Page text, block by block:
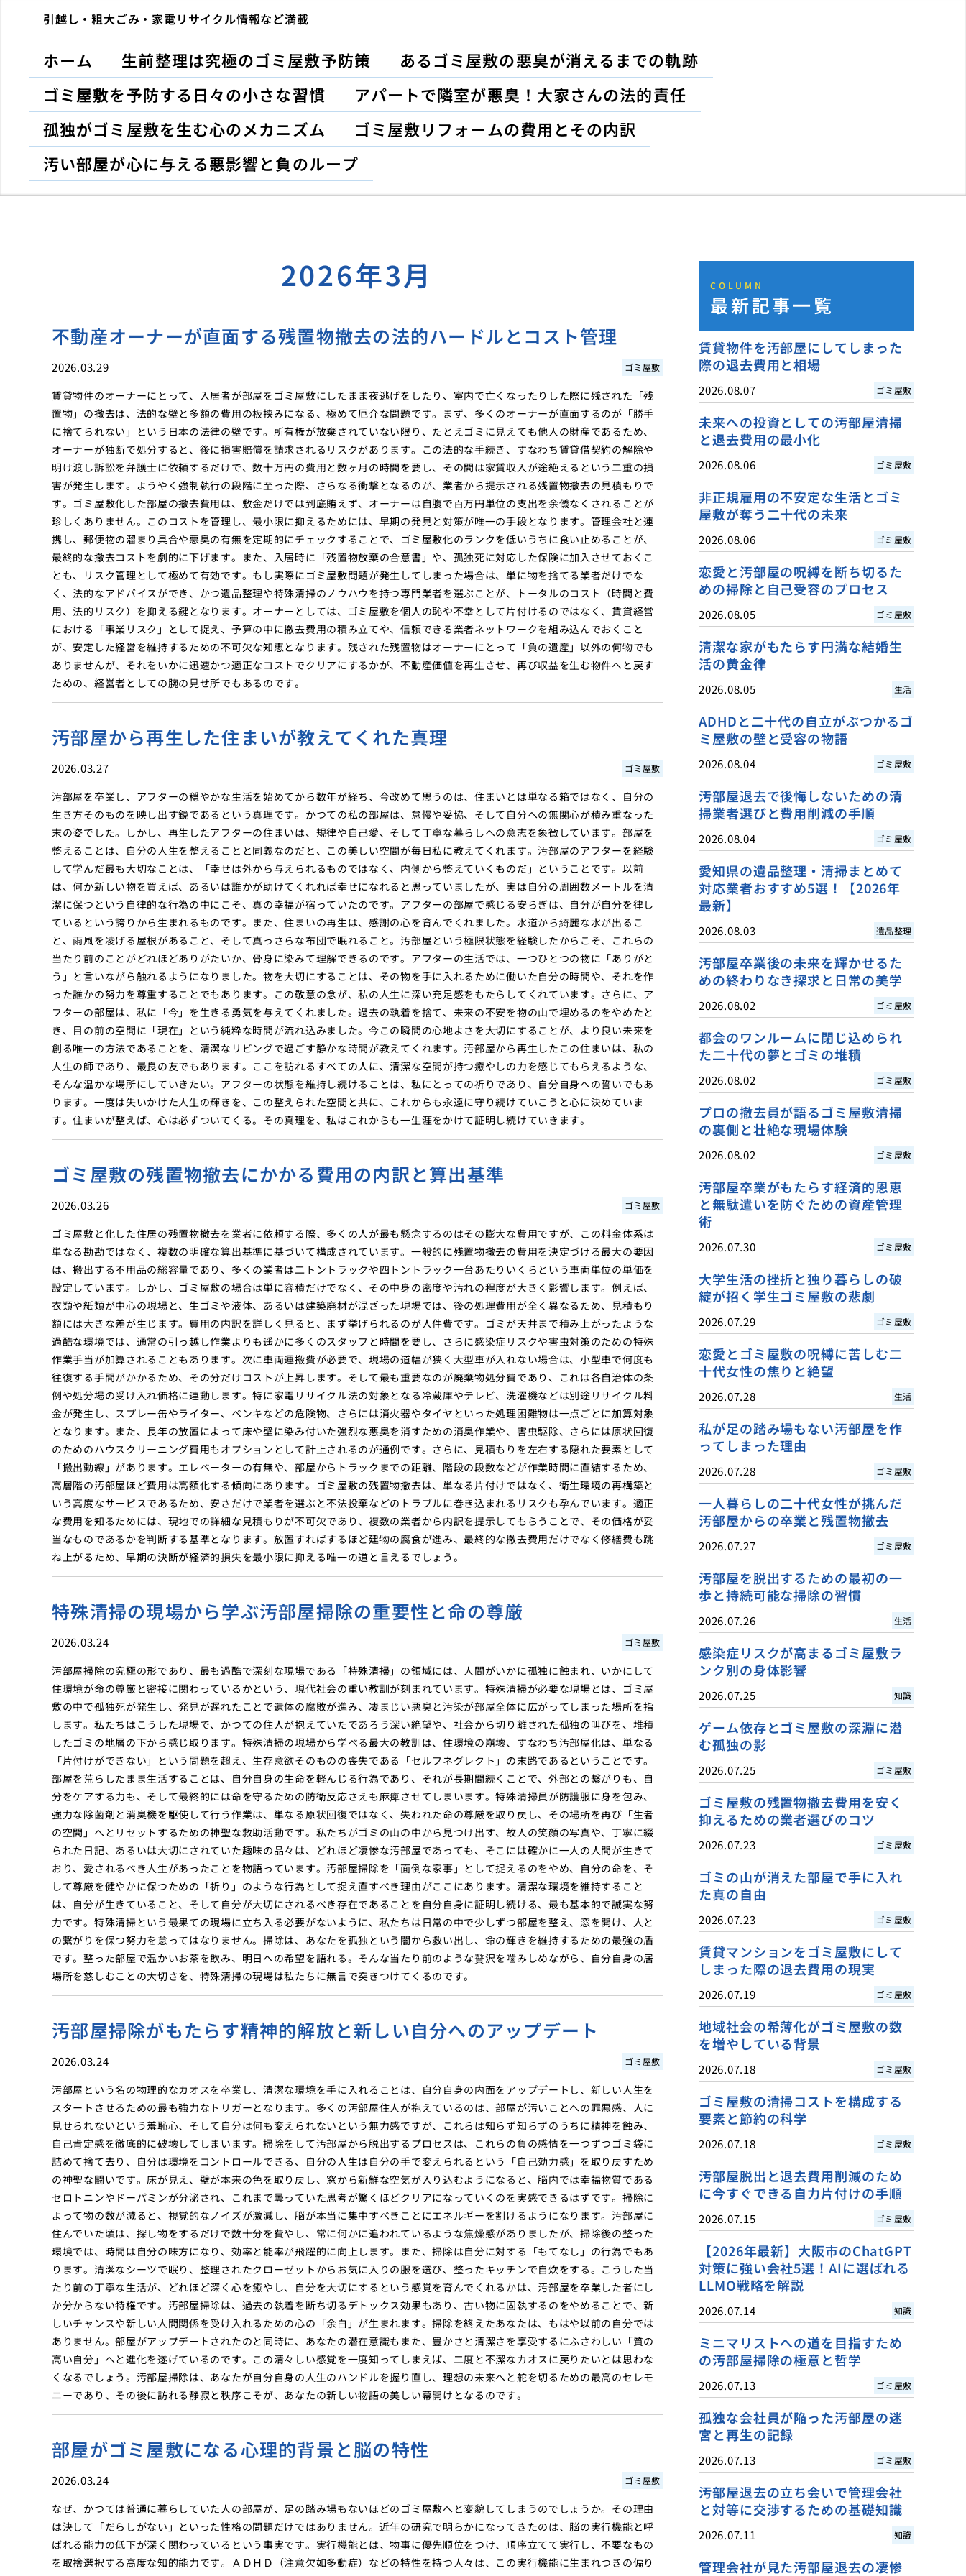
引越し・粗大ごみ・家電リサイクル情報など満載
ホーム 生前整理は究極のゴミ屋敷予防策
あるゴミ屋敷の悪臭が消えるまでの軌跡
ゴミ屋敷を予防する日々の小さな習慣
アパートで隣室が悪臭！大家さんの法的責任
孤独がゴミ屋敷を生む心のメカニズム
ゴミ屋敷リフォームの費用とその内訳
汚い部屋が心に与える悪影響と負のループ
2026年3月
不動産オーナーが直面する残置物撤去の法的ハードルとコスト管理
2026.03.29 ゴミ屋敷
賃貸物件のオーナーにとって、入居者が部屋をゴミ屋敷にしたまま夜逃げをしたり、室内で亡くなったりした際に残された「残
置物」の撤去は、法的な壁と多額の費用の板挟みになる、極めて厄介な問題です。まず、多くのオーナーが直面するのが「勝手
に捨てられない」という日本の法律の壁です。所有権が放棄されていない限り、たとえゴミに見えても他人の財産であるため、
オーナーが独断で処分すると、後に損害賠償を請求されるリスクがあります。この法的な手続き、すなわち賃貸借契約の解除や
明け渡し訴訟を弁護士に依頼するだけで、数十万円の費用と数ヶ月の時間を要し、その間は家賃収入が途絶えるという二重の損
害が発生します。ようやく強制執行の段階に至った際、さらなる衝撃となるのが、業者から提示される残置物撤去の見積もりで
す。ゴミ屋敷化した部屋の撤去費用は、敷金だけでは到底賄えず、オーナーは自腹で百万円単位の支出を余儀なくされることが
珍しくありません。このコストを管理し、最小限に抑えるためには、早期の発見と対策が唯一の手段となります。管理会社と連
携し、郵便物の溜まり具合や悪臭の有無を定期的にチェックすることで、ゴミ屋敷化のランクを低いうちに食い止めることが、
最終的な撤去コストを劇的に下げます。また、入居時に「残置物放棄の合意書」や、孤独死に対応した保険に加入させておくこ
とも、リスク管理として極めて有効です。もし実際にゴミ屋敷問題が発生してしまった場合は、単に物を捨てる業者だけでな
く、法的なアドバイスができ、かつ遺品整理や特殊清掃のノウハウを持つ専門業者を選ぶことが、トータルのコスト（時間と費
用、法的リスク）を抑える鍵となります。オーナーとしては、ゴミ屋敷を個人の恥や不幸として片付けるのではなく、賃貸経営
における「事業リスク」として捉え、予算の中に撤去費用の積み立てや、信頼できる業者ネットワークを組み込んでおくこと
が、安定した経営を維持するための不可欠な知恵となります。残された残置物はオーナーにとって「負の遺産」以外の何物でも
ありませんが、それをいかに迅速かつ適正なコストでクリアにするかが、不動産価値を再生させ、再び収益を生む物件へと戻す
ための、経営者としての腕の見せ所でもあるのです。
汚部屋から再生した住まいが教えてくれた真理
2026.03.27 ゴミ屋敷
汚部屋を卒業し、アフターの穏やかな生活を始めてから数年が経ち、今改めて思うのは、住まいとは単なる箱ではなく、自分の
生き方そのものを映し出す鏡であるという真理です。かつての私の部屋は、怠慢や妥協、そして自分への無関心が積み重なった
末の姿でした。しかし、再生したアフターの住まいは、規律や自己愛、そして丁寧な暮らしへの意志を象徴しています。部屋を
整えることは、自分の人生を整えることと同義なのだと、この美しい空間が毎日私に教えてくれます。汚部屋のアフターを経験
して学んだ最も大切なことは、「幸せは外から与えられるものではなく、内側から整えていくものだ」ということです。以前
は、何か新しい物を買えば、あるいは誰かが助けてくれれば幸せになれると思っていましたが、実は自分の周囲数メートルを清
潔に保つという自律的な行為の中にこそ、真の幸福が宿っていたのです。アフターの部屋で感じる安らぎは、自分が自分を律し
ているという誇りから生まれるものです。また、住まいの再生は、感謝の心を育んでくれました。水道から綺麗な水が出るこ
と、雨風を凌げる屋根があること、そして真っさらな布団で眠れること。汚部屋という極限状態を経験したからこそ、これらの
当たり前のことがどれほどありがたいか、骨身に染みて理解できるのです。アフターの生活では、一つひとつの物に「ありがと
う」と言いながら触れるようになりました。物を大切にすることは、その物を手に入れるために働いた自分の時間や、それを作
った誰かの努力を尊重することでもあります。この敬意の念が、私の人生に深い充足感をもたらしてくれています。さらに、ア
フターの部屋は、私に「今」を生きる勇気を与えてくれました。過去の執着を捨て、未来の不安を物の山で埋めるのをやめたと
き、目の前の空間に「現在」という純粋な時間が流れ込みました。今この瞬間の心地よさを大切にすることが、より良い未来を
創る唯一の方法であることを、清潔なリビングで過ごす静かな時間が教えてくれます。汚部屋から再生したこの住まいは、私の
人生の師であり、最良の友でもあります。ここを訪れるすべての人に、清潔な空間が持つ癒やしの力を感じてもらえるような、
そんな温かな場所にしていきたい。アフターの状態を維持し続けることは、私にとっての祈りであり、自分自身への誓いでもあ
ります。一度は失いかけた人生の輝きを、この整えられた空間と共に、これからも永遠に守り続けていこうと心に決めていま
す。住まいが整えば、心は必ずついてくる。その真理を、私はこれからも一生涯をかけて証明し続けていきます。
ゴミ屋敷の残置物撤去にかかる費用の内訳と算出基準
2026.03.26 ゴミ屋敷
ゴミ屋敷と化した住居の残置物撤去を業者に依頼する際、多くの人が最も懸念するのはその膨大な費用ですが、この料金体系は
単なる勘勘ではなく、複数の明確な算出基準に基づいて構成されています。一般的に残置物撤去の費用を決定づける最大の要因
は、搬出する不用品の総容量であり、多くの業者は二トントラックや四トントラック一台あたりいくらという車両単位の単価を
設定しています。しかし、ゴミ屋敷の場合は単に容積だけでなく、その中身の密度や汚れの程度が大きく影響します。例えば、
衣類や紙類が中心の現場と、生ゴミや液体、あるいは建築廃材が混ざった現場では、後の処理費用が全く異なるため、見積もり
額には大きな差が生じます。費用の内訳を詳しく見ると、まず挙げられるのが人件費です。ゴミが天井まで積み上がったような
過酷な環境では、通常の引っ越し作業よりも遥かに多くのスタッフと時間を要し、さらに感染症リスクや害虫対策のための特殊
作業手当が加算されることもあります。次に車両運搬費が必要で、現場の道幅が狭く大型車が入れない場合は、小型車で何度も
往復する手間がかかるため、その分だけコストが上昇します。そして最も重要なのが廃棄物処分費であり、これは各自治体の条
例や処分場の受け入れ価格に連動します。特に家電リサイクル法の対象となる冷蔵庫やテレビ、洗濯機などは別途リサイクル料
金が発生し、スプレー缶やライター、ペンキなどの危険物、さらには消火器やタイヤといった処理困難物は一点ごとに加算対象
となります。また、長年の放置によって床や壁に染み付いた強烈な悪臭を消すための消臭作業や、害虫駆除、さらには原状回復
のためのハウスクリーニング費用もオプションとして計上されるのが通例です。さらに、見積もりを左右する隠れた要素として
「搬出動線」があります。エレベーターの有無や、部屋からトラックまでの距離、階段の段数などが作業時間に直結するため、
高層階の汚部屋ほど費用は高額化する傾向にあります。ゴミ屋敷の残置物撤去は、単なる片付けではなく、衛生環境の再構築と
いう高度なサービスであるため、安さだけで業者を選ぶと不法投棄などのトラブルに巻き込まれるリスクも孕んでいます。適正
な費用を知るためには、現地での詳細な見積もりが不可欠であり、複数の業者から内訳を提示してもらうことで、その価格が妥
当なものであるかを判断する基準となります。放置すればするほど建物の腐食が進み、最終的な撤去費用だけでなく修繕費も跳
ね上がるため、早期の決断が経済的損失を最小限に抑える唯一の道と言えるでしょう。
特殊清掃の現場から学ぶ汚部屋掃除の重要性と命の尊厳
2026.03.24 ゴミ屋敷
汚部屋掃除の究極の形であり、最も過酷で深刻な現場である「特殊清掃」の領域には、人間がいかに孤独に蝕まれ、いかにして
住環境が命の尊厳と密接に関わっているかという、現代社会の重い教訓が刻まれています。特殊清掃が必要な現場とは、ゴミ屋
敷の中で孤独死が発生し、発見が遅れたことで遺体の腐敗が進み、凄まじい悪臭と汚染が部屋全体に広がってしまった場所を指
します。私たちはこうした現場で、かつての住人が抱えていたであろう深い絶望や、社会から切り離された孤独の叫びを、堆積
したゴミの地層の下から感じ取ります。特殊清掃の現場から学べる最大の教訓は、住環境の崩壊、すなわち汚部屋化は、単なる
「片付けができない」という問題を超え、生存意欲そのものの喪失である「セルフネグレクト」の末路であるということです。
部屋を荒らしたまま生活することは、自分自身の生命を軽んじる行為であり、それが長期間続くことで、外部との繋がりも、自
分をケアする力も、そして最終的には命を守るための防衛反応さえも麻痺させてしまいます。特殊清掃員が防護服に身を包み、
強力な除菌剤と消臭機を駆使して行う作業は、単なる原状回復ではなく、失われた命の尊厳を取り戻し、その場所を再び「生者
の空間」へとリセットするための神聖な救助活動です。私たちがゴミの山の中から見つけ出す、故人の笑顔の写真や、丁寧に綴
られた日記、あるいは大切にされていた趣味の品々は、どれほど凄惨な汚部屋であっても、そこには確かに一人の人間が生きて
おり、愛されるべき人生があったことを物語っています。汚部屋掃除を「面倒な家事」として捉えるのをやめ、自分の命を、そ
して尊厳を健やかに保つための「祈り」のような行為として捉え直すべき理由がここにあります。清潔な環境を維持すること
は、自分が生きていること、そして自分が大切にされるべき存在であることを自分自身に証明し続ける、最も基本的で誠実な努
力です。特殊清掃という最果ての現場に立ち入る必要がないように、私たちは日常の中で少しずつ部屋を整え、窓を開け、人と
の繋がりを保つ努力を怠ってはなりません。掃除は、あなたを孤独という闇から救い出し、命の輝きを維持するための最強の盾
です。整った部屋で温かいお茶を飲み、明日への希望を語れる。そんな当たり前のような贅沢を噛みしめながら、自分自身の居
場所を慈しむことの大切さを、特殊清掃の現場は私たちに無言で突きつけてくるのです。
汚部屋掃除がもたらす精神的解放と新しい自分へのアップデート
2026.03.24 ゴミ屋敷
汚部屋という名の物理的なカオスを卒業し、清潔な環境を手に入れることは、自分自身の内面をアップデートし、新しい人生を
スタートさせるための最も強力なトリガーとなります。多くの汚部屋住人が抱えているのは、部屋が汚いことへの罪悪感、人に
見せられないという羞恥心、そして自分は何も変えられないという無力感ですが、これらは知らず知らずのうちに精神を蝕み、
自己肯定感を徹底的に破壊してしまいます。掃除をして汚部屋から脱出するプロセスは、これらの負の感情を一つずつゴミ袋に
詰めて捨て去り、自分は環境をコントロールできる、自分の人生は自分の手で変えられるという「自己効力感」を取り戻すため
の神聖な闘いです。床が見え、壁が本来の色を取り戻し、窓から新鮮な空気が入り込むようになると、脳内では幸福物質である
セロトニンやドーパミンが分泌され、これまで曇っていた思考が驚くほどクリアになっていくのを実感できるはずです。掃除に
よって物の数が減ると、視覚的なノイズが激減し、脳が本当に集中すべきことにエネルギーを割けるようになります。汚部屋に
住んでいた頃は、探し物をするだけで数十分を費やし、常に何かに追われているような焦燥感がありましたが、掃除後の整った
環境では、時間は自分の味方になり、効率と能率が飛躍的に向上します。また、掃除は自分に対する「もてなし」の行為でもあ
ります。清潔なシーツで眠り、整理されたクローゼットからお気に入りの服を選び、整ったキッチンで自炊をする。こうした当
たり前の丁寧な生活が、どれほど深く心を癒やし、自分を大切にするという感覚を育んでくれるかは、汚部屋を卒業した者にし
か分からない特権です。汚部屋掃除は、過去の執着を断ち切るデトックス効果もあり、古い物に固執するのをやめることで、新
しいチャンスや新しい人間関係を受け入れるための心の「余白」が生まれます。掃除を終えたあなたは、もはや以前の自分では
ありません。部屋がアップデートされたのと同時に、あなたの潜在意識もまた、豊かさと清潔さを享受するにふさわしい「質の
高い自分」へと進化を遂げているのです。この清々しい感覚を一度知ってしまえば、二度と不潔なカオスに戻りたいとは思わな
くなるでしょう。汚部屋掃除は、あなたが自分自身の人生のハンドルを握り直し、理想の未来へと舵を切るための最高のセレモ
ニーであり、その後に訪れる静寂と秩序こそが、あなたの新しい物語の美しい幕開けとなるのです。
部屋がゴミ屋敷になる心理的背景と脳の特性
2026.03.24 ゴミ屋敷
なぜ、かつては普通に暮らしていた人の部屋が、足の踏み場もないほどのゴミ屋敷へと変貌してしまうのでしょうか。その理由
は決して「だらしがない」といった性格の問題だけではありません。近年の研究で明らかになってきたのは、脳の実行機能と呼
ばれる能力の低下が深く関わっているという事実です。実行機能とは、物事に優先順位をつけ、順序立てて実行し、不要なもの
を取捨選択する高度な知的能力です。ＡＤＨＤ（注意欠如多動症）などの特性を持つ人々は、この実行機能に生まれつきの偏り
COLUMN
最新記事一覧
賃貸物件を汚部屋にしてしまった
際の退去費用と相場
2026.08.07 ゴミ屋敷
未来への投資としての汚部屋清掃
と退去費用の最小化
2026.08.06 ゴミ屋敷
非正規雇用の不安定な生活とゴミ
屋敷が奪う二十代の未来
2026.08.06 ゴミ屋敷
恋愛と汚部屋の呪縛を断ち切るた
めの掃除と自己受容のプロセス
2026.08.05 ゴミ屋敷
清潔な家がもたらす円満な結婚生
活の黄金律
2026.08.05 生活
ADHDと二十代の自立がぶつかるゴ
ミ屋敷の壁と受容の物語
2026.08.04 ゴミ屋敷
汚部屋退去で後悔しないための清
掃業者選びと費用削減の手順
2026.08.04 ゴミ屋敷
愛知県の遺品整理・清掃まとめて
対応業者おすすめ5選！【2026年
最新】
2026.08.03 遺品整理
汚部屋卒業後の未来を輝かせるた
めの終わりなき探求と日常の美学
2026.08.02 ゴミ屋敷
都会のワンルームに閉じ込められ
た二十代の夢とゴミの堆積
2026.08.02 ゴミ屋敷
プロの撤去員が語るゴミ屋敷清掃
の裏側と壮絶な現場体験
2026.08.02 ゴミ屋敷
汚部屋卒業がもたらす経済的恩恵
と無駄遣いを防ぐための資産管理
術
2026.07.30 ゴミ屋敷
大学生活の挫折と独り暮らしの破
綻が招く学生ゴミ屋敷の悲劇
2026.07.29 ゴミ屋敷
恋愛とゴミ屋敷の呪縛に苦しむ二
十代女性の焦りと絶望
2026.07.28 生活
私が足の踏み場もない汚部屋を作
ってしまった理由
2026.07.28 ゴミ屋敷
一人暮らしの二十代女性が挑んだ
汚部屋からの卒業と残置物撤去
2026.07.27 ゴミ屋敷
汚部屋を脱出するための最初の一
歩と持続可能な掃除の習慣
2026.07.26 生活
感染症リスクが高まるゴミ屋敷ラ
ンク別の身体影響
2026.07.25 知識
ゲーム依存とゴミ屋敷の深淵に潜
む孤独の影
2026.07.25 ゴミ屋敷
ゴミ屋敷の残置物撤去費用を安く
抑えるための業者選びのコツ
2026.07.23 ゴミ屋敷
ゴミの山が消えた部屋で手に入れ
た真の自由
2026.07.23 ゴミ屋敷
賃貸マンションをゴミ屋敷にして
しまった際の退去費用の現実
2026.07.19 ゴミ屋敷
地域社会の希薄化がゴミ屋敷の数
を増やしている背景
2026.07.18 ゴミ屋敷
ゴミ屋敷の清掃コストを構成する
要素と節約の科学
2026.07.18 ゴミ屋敷
汚部屋脱出と退去費用削減のため
に今すぐできる自力片付けの手順
2026.07.15 ゴミ屋敷
【2026年最新】大阪市のChatGPT
対策に強い会社5選！AIに選ばれる
LLMO戦略を解説
2026.07.14 知識
ミニマリストへの道を目指すため
の汚部屋掃除の極意と哲学
2026.07.13 ゴミ屋敷
孤独な会社員が陥った汚部屋の迷
宮と再生の記録
2026.07.13 ゴミ屋敷
汚部屋退去の立ち会いで管理会社
と対等に交渉するための基礎知識
2026.07.11 知識
管理会社が見た汚部屋退去の凄惨